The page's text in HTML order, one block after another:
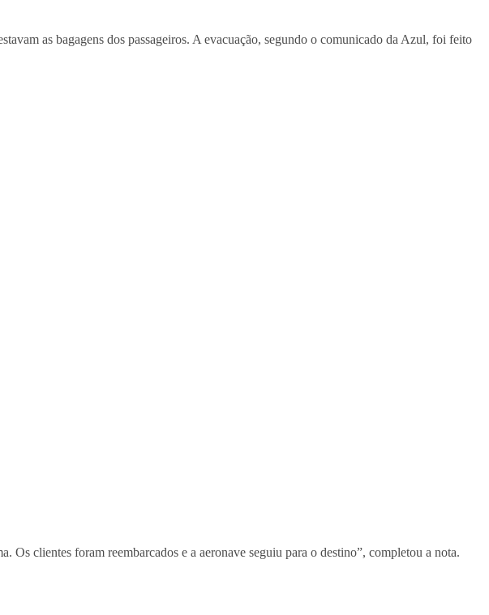
as bagagens dos passageiros. A evacuação, segundo o comunicado da Azul, foi feito
Os clientes foram reembarcados e a aeronave seguiu para o destino”, completou a nota.